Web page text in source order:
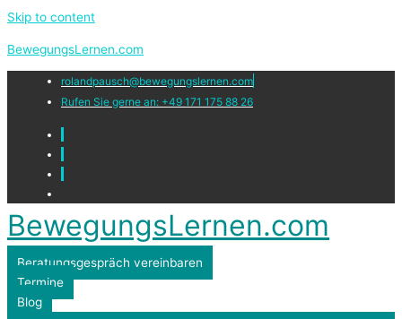
Skip to content
BewegungsLernen.com
rolandpausch@bewegungslernen.com
Rufen Sie gerne an: +49 171 175 88 26
BewegungsLernen.com
Beratungsgespräch vereinbaren
Termine
Blog